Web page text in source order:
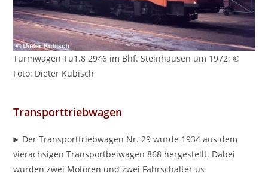
Turmwagen Tu1.8 2946 im Bhf. Steinhausen um 1972; ©
Foto: Dieter Kubisch
Transporttriebwagen
Der Transporttriebwagen Nr. 29 wurde 1934 aus dem
vierachsigen Transportbeiwagen 868 hergestellt. Dabei
wurden zwei Motoren und zwei Fahrschalter us